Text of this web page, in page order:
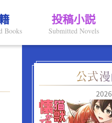
Books
投稿小説
Submitted Novels